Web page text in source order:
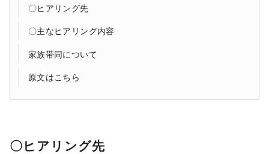
〇ヒアリング先
〇主なヒアリング内容
家族帯同について
原文はこちら
〇ヒアリング先